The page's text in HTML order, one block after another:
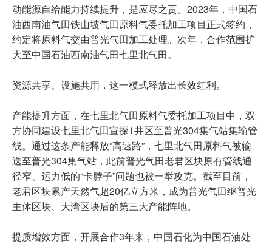
动能源自给能力持续提升，是应尽之责。2023年，中国石
油西南油气田铁山坡气田原料气委托加工项目正式签约，
约定将原料气交由普光气田加工处理。次年，合作范围扩
大至中国石油西南油气田七里北气田。
资源共享、设施共用，这一模式释放出长效红利。
产能提升方面，在七里北气田原料气委托加工项目中，双
方协同建设七里北气田宣探1井区至普光304集气站集输管
线。通过这条产能释放“高速路”，七里北气田原料气被输
送至普光304集气站，此前普光气田老君区块原有管线通
径窄、运力低的“卡脖子”问题也被一举攻克。截至目前，
老君区块累产天然气超20亿立方米，成为普光气田继普光
主体区块、大湾区块后的第三大产能阵地。
提质增效方面，开展合作3年来，中国石化为中国石油处